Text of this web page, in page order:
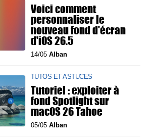
Voici comment
personnaliser le
nouveau fond d'écran
d'iOS 26.5
14/05 Alban
TUTOS ET ASTUCES
Tutoriel : exploiter à
fond Spotlight sur
macOS 26 Tahoe
05/05 Alban